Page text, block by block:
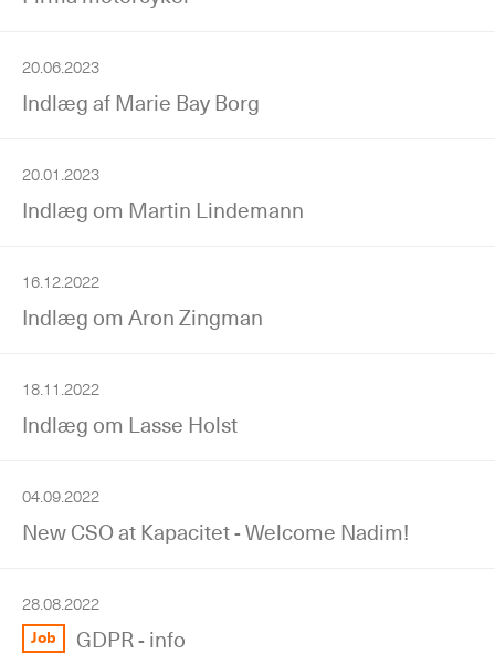
20.06.2023
Indlæg af Marie Bay Borg
20.01.2023
Indlæg om Martin Lindemann
16.12.2022
Indlæg om Aron Zingman
18.11.2022
Indlæg om Lasse Holst
04.09.2022
New CSO at Kapacitet - Welcome Nadim!
28.08.2022
Job
GDPR - info